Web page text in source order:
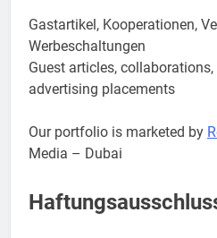
Gastartikel, Kooperationen,
Werbeschaltungen
Guest articles,
advertising placements
Our portfolio is marketed by
Media – Dubai